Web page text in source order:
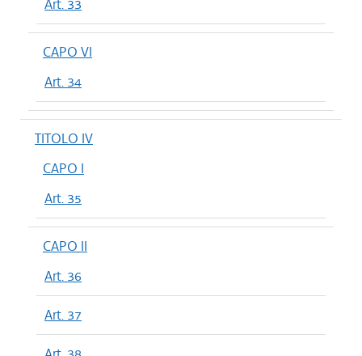
Art. 33
CAPO VI
Art. 34
TITOLO IV
CAPO I
Art. 35
CAPO II
Art. 36
Art. 37